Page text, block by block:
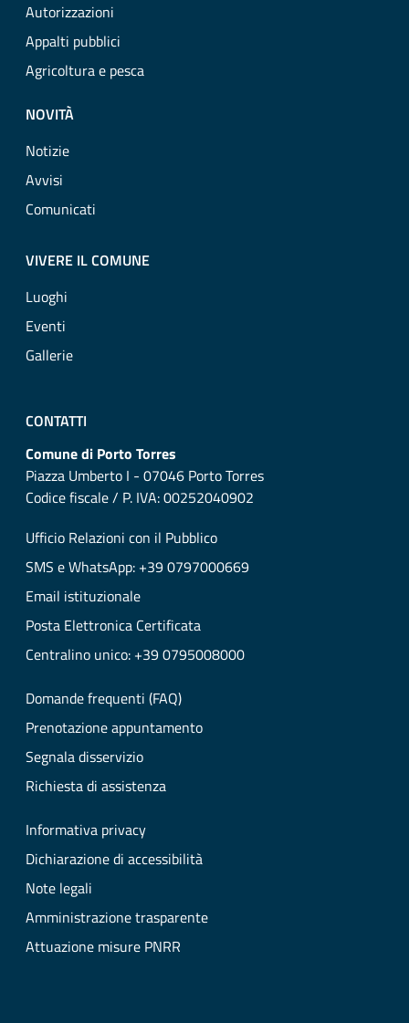
Autorizzazioni
Appalti pubblici
Agricoltura e pesca
NOVITÀ
Notizie
Avvisi
Comunicati
VIVERE IL COMUNE
Luoghi
Eventi
Gallerie
CONTATTI
Comune di Porto Torres
Piazza Umberto I - 07046 Porto Torres
Codice fiscale / P. IVA: 00252040902
Ufficio Relazioni con il Pubblico
SMS e WhatsApp: +39 0797000669
Email istituzionale
Posta Elettronica Certificata
Centralino unico: +39 0795008000
Domande frequenti (FAQ)
Prenotazione appuntamento
Segnala disservizio
Richiesta di assistenza
Informativa privacy
Dichiarazione di accessibilità
Note legali
Amministrazione trasparente
Attuazione misure PNRR